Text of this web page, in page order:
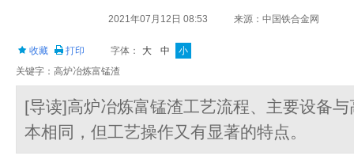
2021年07月12日 08:53 来源：中国铁合金网
收藏 打印 字体： 大 中
小
关键字：高炉冶炼富锰渣
[导读]高炉冶炼富锰渣工艺流程、主要设备
本相同，但工艺操作又有显著的特点。